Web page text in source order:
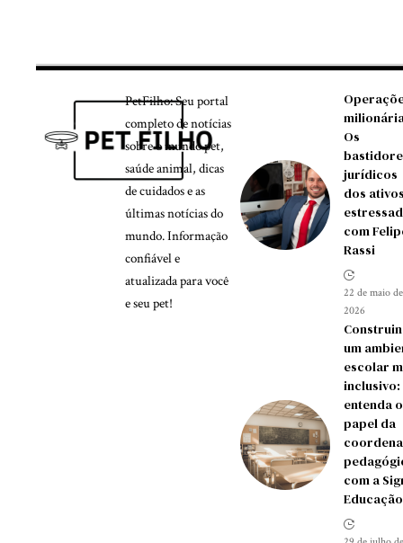
PetFilho: Seu portal
completo de notícias
sobre o mundo pet,
saúde animal, dicas
de cuidados e as
últimas notícias do
mundo. Informação
confiável e
atualizada para você
e seu pet!
Os
jurídicos
dos
com
Rassi
22 de maio de
2026
um
escolar
inclusivo:
entenda o
papel da
com a
Educação